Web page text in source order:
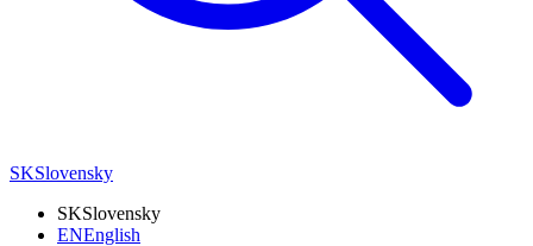
SKSlovensky
SKSlovensky
ENEnglish